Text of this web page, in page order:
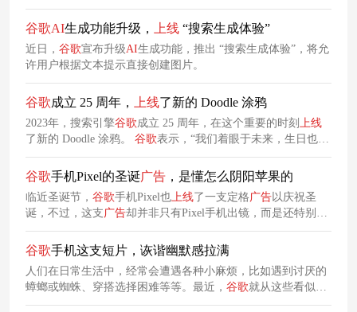
苹果手机拟人化，构建两支手机一起录播客聊天的场景，并用
兼具幽默感和杀伤力的方式，嘲讽苹果手机与自家产品存在多
谷歌AI生成功能升级， 上线 “搜索生成体验”
近日， 谷歌宣布升级AI生成功能，推出 “搜索生成体验”，将允
许用户根据文本提示直接创建图片。
谷歌成立 25 周年， 上线了新的 Doodle 涂鸦
2023年，搜索引擎谷歌成立 25 周年，在这个重要的时刻 上线
了新的 Doodle 涂鸦。 谷歌表示，“我们着眼于未来，生日也可
以成为反思的时刻。让我们沿着记忆的小巷漫步，了解 25 年
前我们是如何出生的”。
谷歌手机Pixel的圣诞广告 ，是懂怎么阴阳苹果的
临近圣诞节， 谷歌手机Pixel也上线了一支定格广告以庆祝圣
诞，不过，这支广告却并非只有Pixel手机出镜，而是还特别邀
请了iPhone一起出镜，上演了一场幽默对话，通过看似安慰实
则暗讽的话语，暗示两款手机在性能上的优劣差异。
谷歌手机这支短片，诙谐幽默感拉满
人们在日常生活中，经常会遭遇各种小麻烦，比如遇到讨厌的
蟑螂或蜘蛛、穿搭选择困难等等。最近， 谷歌就从这些看似琐
碎却又真实困扰人们的场景里提取灵感，上线了一支创意广告